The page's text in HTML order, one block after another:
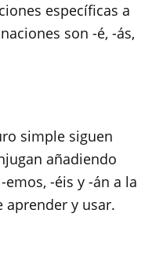
específicas a
son -é, -ás,
simple siguen
añadiendo
-éis y -án a la
aprender y usar.